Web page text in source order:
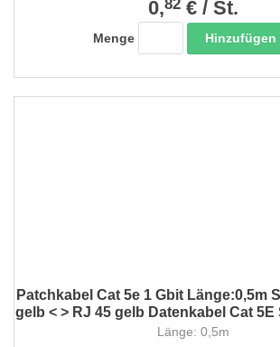
0,82 € / St.
Menge Hinzufügen
Patchkabel Cat 5e 1 Gbit Länge:0,5m
gelb < > RJ 45 gelb Datenkabel Cat 5E
Länge: 0,5m